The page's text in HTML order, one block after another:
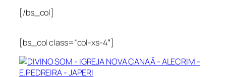
[/bs_col]
[bs_col class=”col-xs-4″]